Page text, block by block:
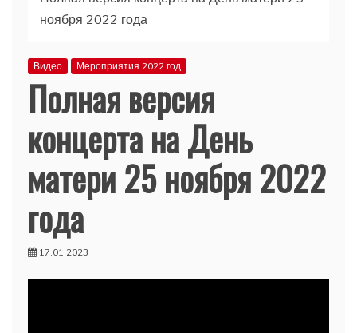
ноября 2022 года
Видео Мероприятия 2022 год
Полная версия
концерта на День
матери 25 ноября 2022
года
17.01.2023